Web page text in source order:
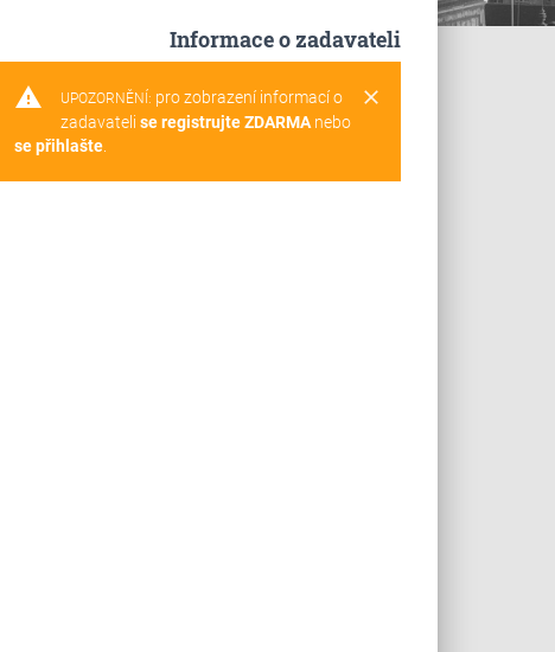
Informace o zadavateli
warning clear
UPOZORNĚNÍ: pro zobrazení informací o
zadavateli se registrujte ZDARMAnebo
se přihlašte.